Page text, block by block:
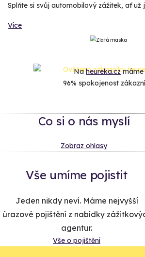
Splňte si svůj automobilový zážitek, ať už
Více
Naheureka.czmáme
96% spokojenost
Co si o nás myslí
Zobraz ohlasy
Vše umíme pojistit
Jeden nikdy neví. Máme nejvyšší
úrazové pojištění z nabídky
agentur.
Vše o pojištění